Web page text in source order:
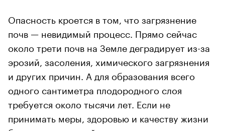
Опасность кроется в том, что загрязнение
почв — невидимый процесс. Прямо сейчас
около трети почв на Земле деградирует из-за
эрозий, засоления, химического загрязнения
и других причин. А для образования всего
одного сантиметра плодородного слоя
требуется около тысячи лет. Если не
принимать меры, здоровью и качеству жизни